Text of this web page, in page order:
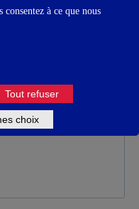
à ce que nous
Tout refuser
choix